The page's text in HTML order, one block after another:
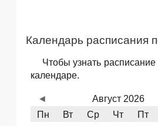
Календарь расписания
Чтобы узнать
календаре.
Август 2026
Пн
Вт Ср Чт Пт
◄